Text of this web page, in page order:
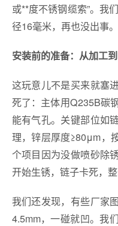
或**度不锈钢缆索”。我
径16毫米，再也没出事。
安装前的准备：从加工
这玩意儿不是买来就塞
死了：主体用Q235B碳
能有气孔。关键部位如
理，锌层厚度≥80μm，
个项目因为没做喷砂除
开始生锈，链子卡死，整
我们还发现，有些厂家
4.5mm，一碰就凹。我